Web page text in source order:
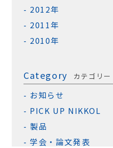
2012年
2011年
2010年
Category カテゴリー
お知らせ
PICK UP NIKKOL
製品
学会・論文発表